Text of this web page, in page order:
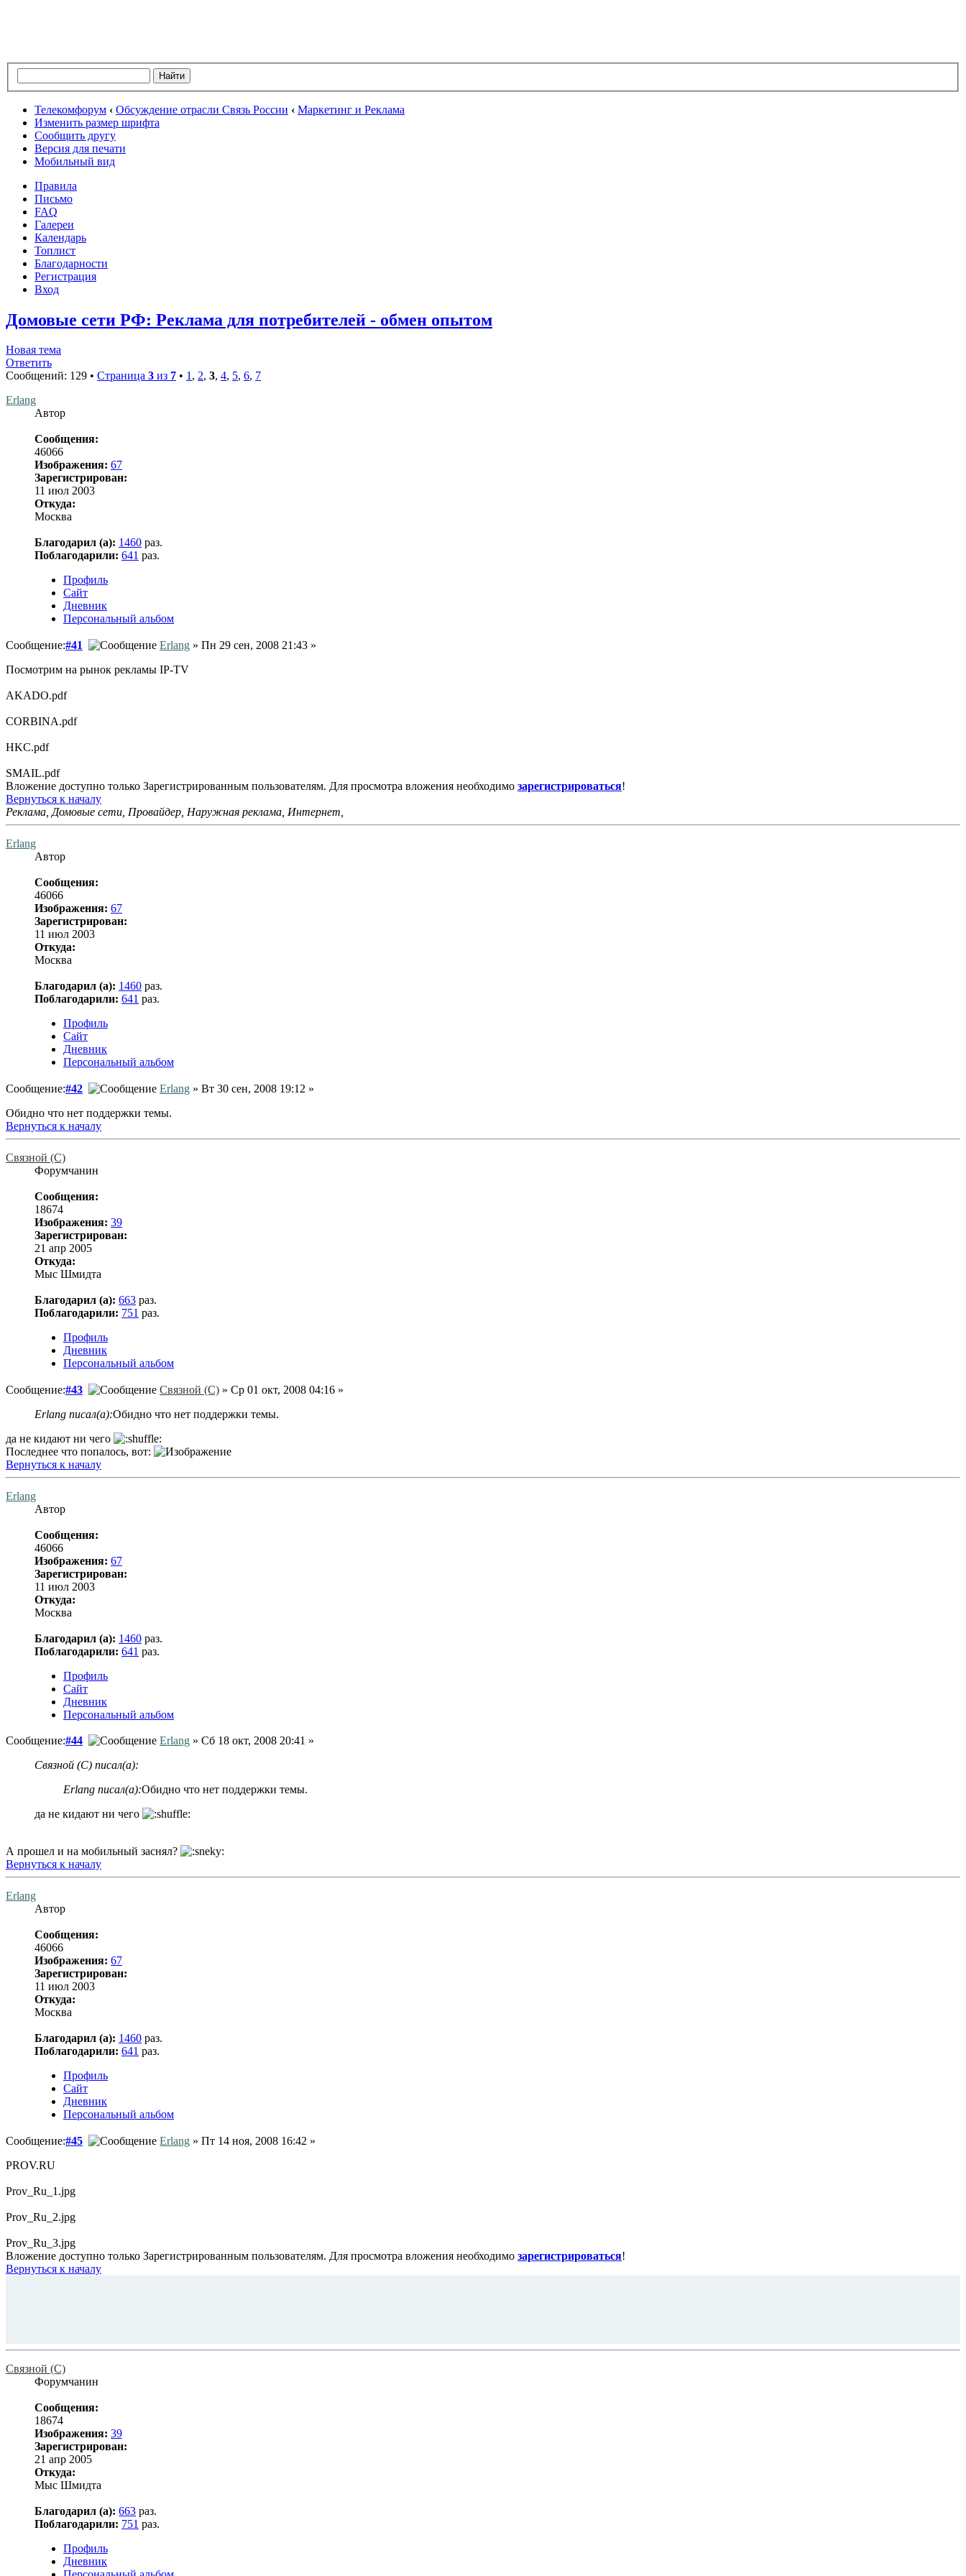
Телекомфорум ‹ Обсуждение отрасли Связь России ‹ Маркетинг и Реклама
Изменить размер шрифта
Сообщить другу
Версия для печати
Мобильный вид
Правила
Письмо
FAQ
Галереи
Календарь
Топлист
Благодарности
Регистрация
Вход
Домовые сети РФ: Реклама для потребителей - обмен опытом
Новая тема
Ответить
Сообщений: 129 • Страница 3 из 7 • 1, 2, 3, 4, 5, 6, 7
Erlang
Автор
Сообщения:
46066
Изображения: 67
Зарегистрирован:
11 июл 2003
Откуда:
Москва
Благодарил (а): 1460 раз.
Поблагодарили: 641 раз.
Профиль
Сайт
Дневник
Персональный альбом
Сообщение:#41 Erlang » Пн 29 сен, 2008 21:43 »
Посмотрим на рынок рекламы IP-TV
AKADO.pdf
CORBINA.pdf
HKC.pdf
SMAIL.pdf
Вложение доступно только Зарегистрированным пользователям. Для просмотра вложения необходимо зарегистрироваться!
Вернуться к началу
Реклама, Домовые сети, Провайдер, Наружная реклама, Интернет,
Erlang
Автор
Сообщения:
46066
Изображения: 67
Зарегистрирован:
11 июл 2003
Откуда:
Москва
Благодарил (а): 1460 раз.
Поблагодарили: 641 раз.
Профиль
Сайт
Дневник
Персональный альбом
Сообщение:#42 Erlang » Вт 30 сен, 2008 19:12 »
Обидно что нет поддержки темы.
Вернуться к началу
Связной (С)
Форумчанин
Сообщения:
18674
Изображения: 39
Зарегистрирован:
21 апр 2005
Откуда:
Мыс Шмидта
Благодарил (а): 663 раз.
Поблагодарили: 751 раз.
Профиль
Дневник
Персональный альбом
Сообщение:#43 Связной (С) » Ср 01 окт, 2008 04:16 »
Erlang писал(а):Обидно что нет поддержки темы.
да не кидают ни чего
Последнее что попалось, вот:
Вернуться к началу
Erlang
Автор
Сообщения:
46066
Изображения: 67
Зарегистрирован:
11 июл 2003
Откуда:
Москва
Благодарил (а): 1460 раз.
Поблагодарили: 641 раз.
Профиль
Сайт
Дневник
Персональный альбом
Сообщение:#44 Erlang » Сб 18 окт, 2008 20:41 »
Связной (С) писал(а):
Erlang писал(а):Обидно что нет поддержки темы.
да не кидают ни чего
А прошел и на мобильный заснял?
Вернуться к началу
Erlang
Автор
Сообщения:
46066
Изображения: 67
Зарегистрирован:
11 июл 2003
Откуда:
Москва
Благодарил (а): 1460 раз.
Поблагодарили: 641 раз.
Профиль
Сайт
Дневник
Персональный альбом
Сообщение:#45 Erlang » Пт 14 ноя, 2008 16:42 »
PROV.RU
Prov_Ru_1.jpg
Prov_Ru_2.jpg
Prov_Ru_3.jpg
Вложение доступно только Зарегистрированным пользователям. Для просмотра вложения необходимо зарегистрироваться!
Вернуться к началу
Связной (С)
Форумчанин
Сообщения:
18674
Изображения: 39
Зарегистрирован:
21 апр 2005
Откуда:
Мыс Шмидта
Благодарил (а): 663 раз.
Поблагодарили: 751 раз.
Профиль
Дневник